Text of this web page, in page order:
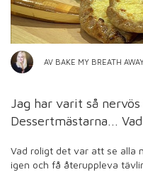
AV BAKE MY BREATH
Jag har varit så
Dessertmästarna...
Vad roligt det var att se alla
igen och få återuppleva